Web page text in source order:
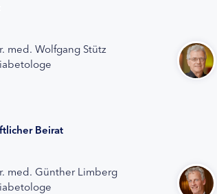
med. Wolfgang Stütz
Beirat
med. Günther Limberg